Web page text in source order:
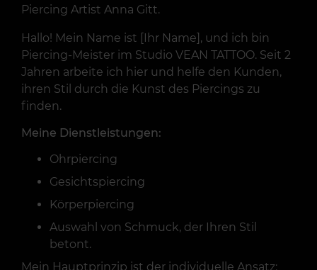
Piercing Artist Anna Gitt.
Hallo! Mein Name ist [Ihr Name], und ich bin
Piercing-Meister im Studio VEAN TATTOO. Seit 2
Jahren arbeite ich hier und helfe den Kunden,
ihren Stil durch die Kunst des Piercings zu
finden.
Meine Dienstleistungen:
Ohrpiercing
Gesichtspiercing
Körperpiercing
Auswahl von Schmuck, der Ihren Stil
betont.
Mein Hauptprinzip ist der individuelle Ansatz: